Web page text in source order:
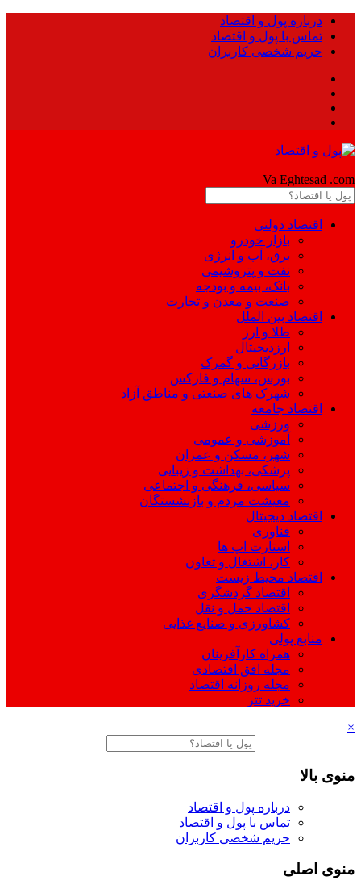
درباره پول و اقتصاد
تماس با پول و اقتصاد
حریم شخصی کاربران
Va Eghtesad .com
اقتصاد دولتی
بازار خودرو
برق، آب و انرژی
نفت و پتروشیمی
بانک، بیمه و بودجه
صنعت و معدن و تجارت
اقتصاد بین الملل
طلا و ارز
ارزدیجیتال
بازرگانی و گمرک
بورس، سهام و فارکس
شهرک های صنعتی و مناطق آزاد
اقتصاد جامعه
ورزشی
آموزشی و عمومی
شهر، مسکن و عمران
پزشکی، بهداشت و زیبایی
سیاسی، فرهنگی و اجتماعی
معیشت مردم و بازنشستگان
اقتصاد دیجیتال
فناوری
استارت اپ ها
کار، اشتغال و تعاون
اقتصاد محیط زیست
اقتصاد گردشگری
اقتصاد حمل و نقل
کشاورزی و صنایع غذایی
منابع پولی
همراه کارآفرینان
مجله افق اقتصادی
مجله روزانه اقتصاد
خرید تتر
×
منوی بالا
درباره پول و اقتصاد
تماس با پول و اقتصاد
حریم شخصی کاربران
منوی اصلی